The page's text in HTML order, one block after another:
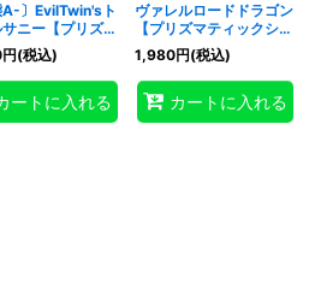
絞り込む
A-〕EvilTwin'sト
ニー【プリズマ
シークレット】
JP051}《リン
円(税込)
ートに入れる
ヴァレルロードドラゴン
【プリズマティックシー
クレット】{BODE-
JPS01}《リンク》
1,980円(税込)
カートに入れる